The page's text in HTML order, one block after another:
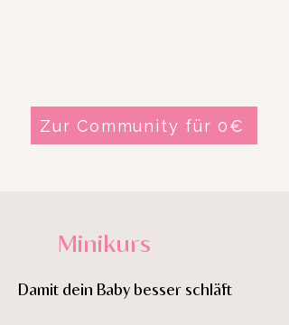
Zur Community für 0€
Minikurs
Damit dein Baby besser schläft